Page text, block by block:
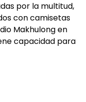
por la multitud,
con camisetas
Makhulong en
capacidad para